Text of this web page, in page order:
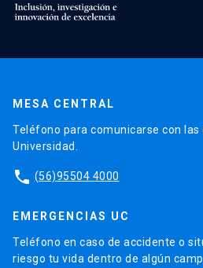
MESA CENTRAL
Teléfono para comunicarse con
Universidad.
phone (56)95504 4000
EMERGENCIAS UC
Teléfono en caso de accidente o
riesgo tu vida dentro de algún